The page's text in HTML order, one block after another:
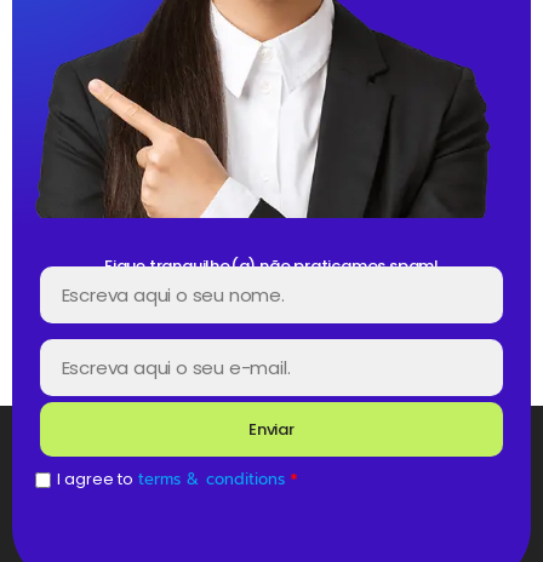
Fique tranquilho(a) não praticamos spam!
Enviar
I agree to terms & conditions *